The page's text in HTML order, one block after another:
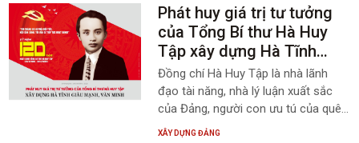
luật của Đảng; Chương trình hành
động của ngành Kiểm tra Đảng thực
hiện Nghị quyết Đại hội đại biểu toàn
quốc lần thứ XIV của Đảng; Quy định
về công tác kiểm tra, giám sát và kỷ
luật của Đảng.
Phát huy giá trị tư tưởng
của Tổng Bí thư Hà Huy
Tập xây dựng Hà Tĩnh
giàu mạnh, văn minh
Đồng chí Hà Huy Tập là nhà lãnh
đạo tài năng, nhà lý luận xuất sắc
của Đảng, người con ưu tú của quê
hương Hà Tĩnh. Cuộc đời và sự
XÂY DỰNG ĐẢNG